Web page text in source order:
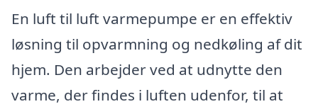
En luft til luft varmepumpe er en effektiv
løsning til opvarmning og nedkøling af dit
hjem. Den arbejder ved at udnytte den
varme, der findes i luften udenfor, til at